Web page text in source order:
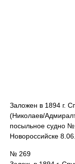
Заложен в 1894 г.
(Николаев/
посыльное судно
Новороссийске
№ 269